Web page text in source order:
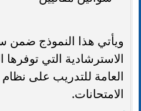
ويأتي هذا النموذج ضمن
الاسترشادية التي توفرها
العامة للتدريب على نظام
الامتحانات.